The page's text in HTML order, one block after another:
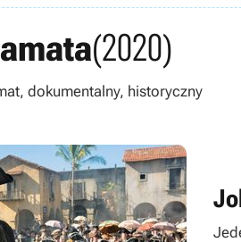
(2020)
dokumentalny, historyczny